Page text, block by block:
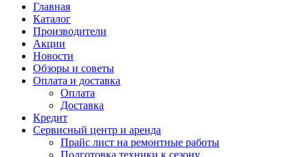
Главная
Каталог
Производители
Акции
Новости
Обзоры и советы
Оплата и доставка
Оплата
Доставка
Кредит
Сервисный центр и аренда
Прайс лист на ремонтные работы
Подготовка техники к сезону